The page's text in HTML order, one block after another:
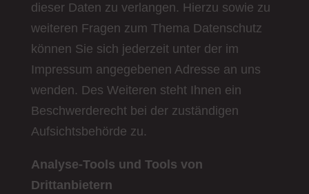
dieser Daten zu verlangen. Hierzu sowie zu
weiteren Fragen zum Thema Datenschutz
können Sie sich jederzeit unter der im
Impressum angegebenen Adresse an uns
wenden. Des Weiteren steht Ihnen ein
Beschwerderecht bei der zuständigen
Aufsichtsbehörde zu.
Analyse-Tools und Tools von
Drittanbietern